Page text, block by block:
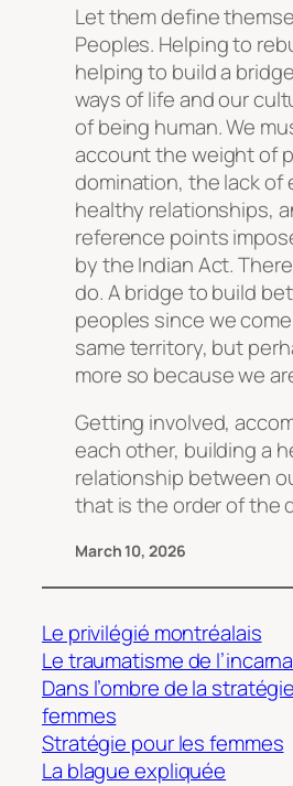
Let them define
Peoples. Helping to
helping to build a
ways of life and our
of being human. We
account the weight of
domination, the lack of
healthy relationships,
reference points
by theIndian Act.
do. A bridge to build
peoples since we
same territory, but
more so because we
Getting involved,
each other, building a
relationship between
that is the order of the
March 10, 2026
Le privilégié montréalais
Le traumatisme de
Dans l’ombre de la
femmes
Stratégie pour les femmes
La blague expliquée